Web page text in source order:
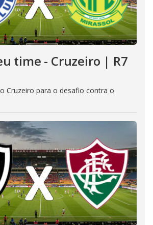
time - Cruzeiro | R7
Cruzeiro para o desafio contra o